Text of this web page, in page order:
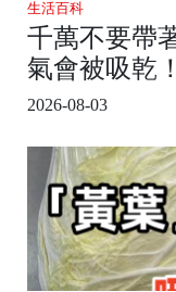
生活百科
千萬不要帶
氣會被吸乾
2026-08-03